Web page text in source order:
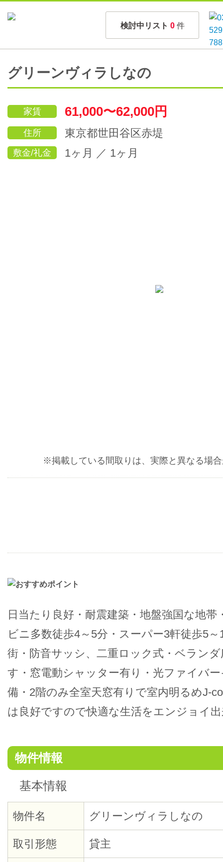
検討中リスト 0 件
グリーンヴィラしなの
家賃 61,000〜62,000円
住所 東京都世田谷区赤堤
敷金/礼金 1ヶ月 ／ 1ヶ月
※掲載している間取りは、実際と異なる場
日当たり良好・耐震建築・地盤強国な地帯
ビニ多数徒歩4～5分・スーパー3軒徒歩5
街・防音サッシ、二重ロック式・ベラン
す・窓電動シャッター有り・光ファイバ
備・2階のみ全室天窓有りで室内明るめJ-
は良好ですので快適な生活をエンジョイ
物件情報
基本情報
物件名 グリーンヴィラしなの
取引形態 貸主